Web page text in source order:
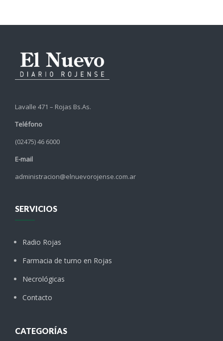
Lavalle 471 – Rojas Bs.As.
Teléfono
(02475) 46 6000
E-mail
administracion@elnuevorojense.com.ar
SERVICIOS
Radio Rojas
Farmacia de turno en Rojas
Necrológicas
Contacto
CATEGORÍAS